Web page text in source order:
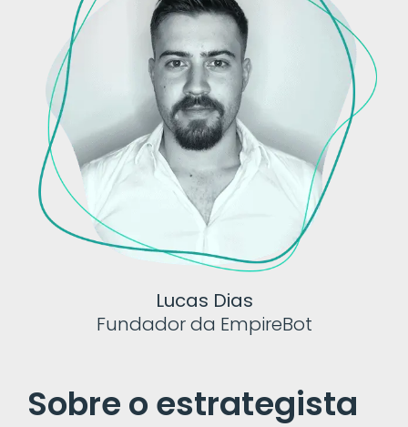
Lucas Dias
Fundador da EmpireBot
Sobre o estrategista